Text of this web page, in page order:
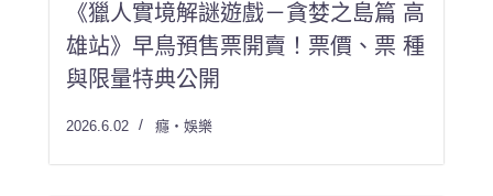
《獵人實境解謎遊戲－貪婪之島篇 高
雄站》早鳥預售票開賣！票價、票 種
與限量特典公開
2026.6.02 癮・娛樂